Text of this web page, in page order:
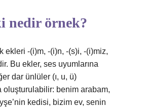
nedir örnek?
ekleri -(i)m, -(i)n, -(s)i, -(i)miz,
Bu ekler, ses uyumlarına
dar ünlüler (ı, u, ü)
oluşturulabilir: benim arabam,
kedisi, bizim ev, senin